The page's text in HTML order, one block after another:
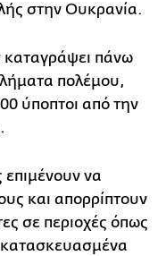
στην Ουκρανία.
καταγράψει πάνω
πολέμου,
ύποπτοι από την
να
και απορρίπτουν
σε περιοχές όπως
κατασκευασμένα